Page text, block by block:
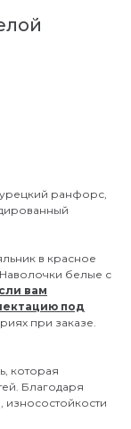
ранфорс,
в красное
белые с
вам
под
при заказе.
которая
Благодаря